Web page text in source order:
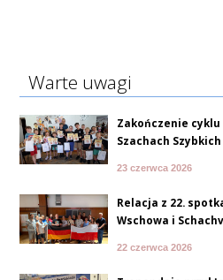
Warte uwagi
Zakończenie cyklu
Szachach Szybkich
23 czerwca 2026
Relacja z 22.
Wschowa i
22 czerwca 2026